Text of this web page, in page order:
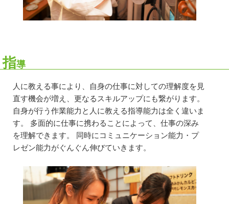
指導
人に教える事により、自身の仕事に対しての理解度を見
直す機会が増え、更なるスキルアップにも繋がります。
自身が行う作業能力と人に教える指導能力は全く違いま
す。 多面的に仕事に携わることによって、仕事の深み
を理解できます。 同時にコミュニケーション能力・プ
レゼン能力がぐんぐん伸びていきます。